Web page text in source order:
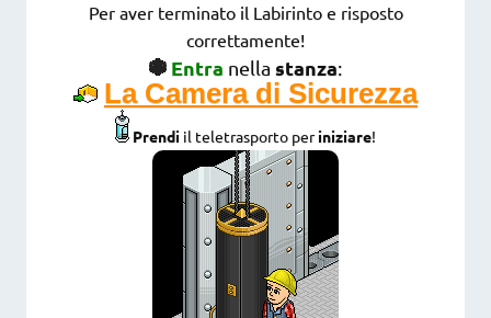
Per aver terminato il Labirinto e risposto
correttamente!
Entra nella stanza:
La Camera di Sicurezza
Prendi il teletrasporto periniziare!